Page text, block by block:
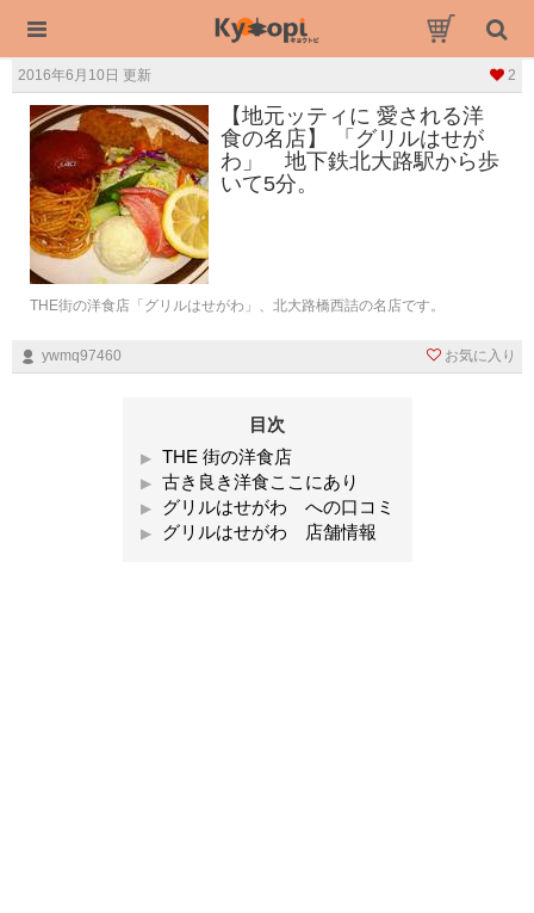
2016年6月10日 更新 2
【地元ッティに 愛される洋
食の名店】 「グリルはせが
わ」 地下鉄北大路駅から歩
いて5分。
THE街の洋食店「グリルはせがわ」、北大路橋西詰の名店です。
ywmq97460 お気に入り
目次
THE 街の洋食店
古き良き洋食ここにあり
グリルはせがわ への口コミ
グリルはせがわ 店舗情報